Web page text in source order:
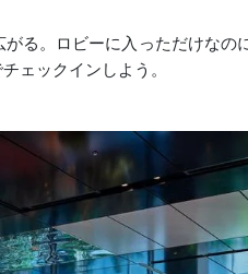
る。ロビーに入っただけなの
ェックインしよう。